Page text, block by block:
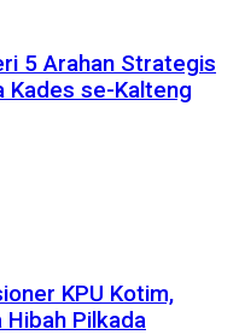
5 Arahan Strategis
Kades se-Kalteng
KPU Kotim,
Hibah Pilkada